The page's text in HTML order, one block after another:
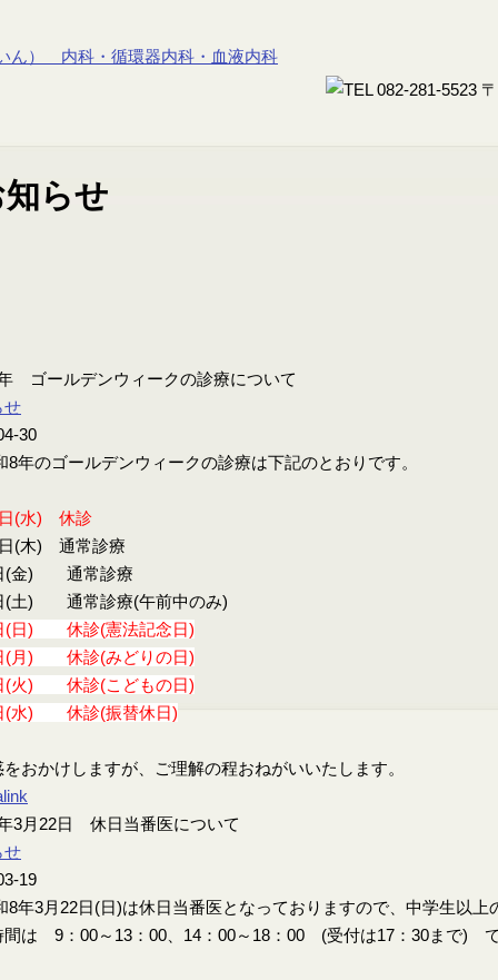
ゴールデンウィークの診療について
せ
30
のゴールデンウィークの診療は下記のとおりです。
(水) 休診
(木) 通常診療
(金) 通常診療
(土) 通常診療(午前中のみ)
(日) 休診(憲法記念日)
(月) 休診(みどりの日)
(火) 休診(こどもの日)
(水) 休診(振替休日)
おかけしますが、ご理解の程おねがいいたします。
3月22日 休日当番医について
せ
19
3月22日(日)は休日当番医となっておりますので、中学生以上
間は 9：00～13：00、14：00～18：00 (受付は17：30まで)